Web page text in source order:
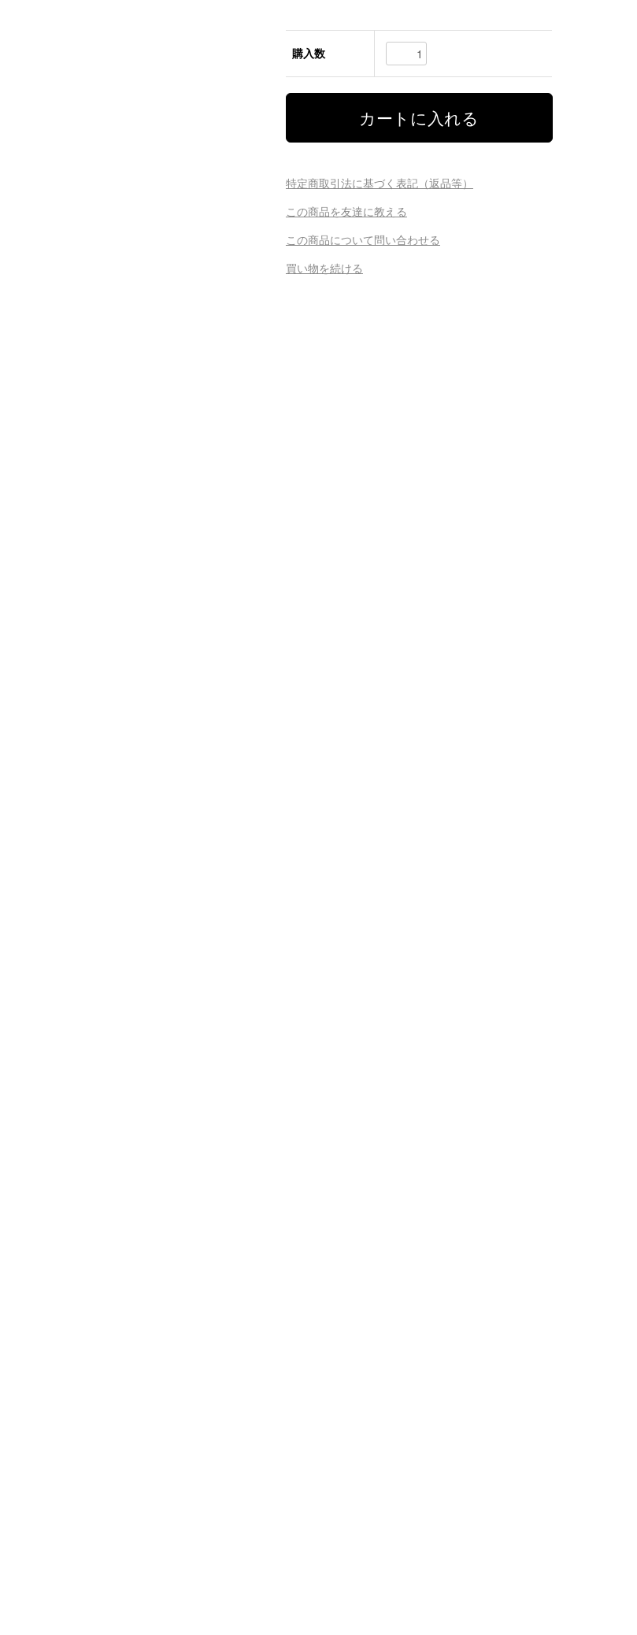
購入数
特定商取引法に基づく表記（返品等）
この商品を友達に教える
この商品について問い合わせる
買い物を続ける